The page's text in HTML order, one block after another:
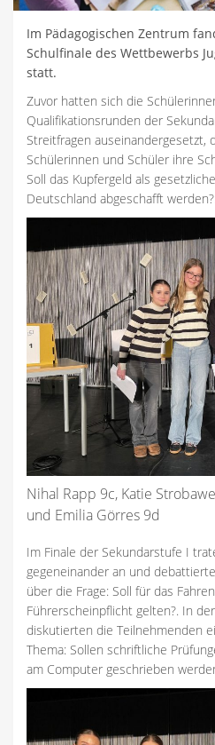
Im Pädagogischen Zentrum
Schulfinale des Wettbewerbs
statt.
Zuvor hatten sich die
Qualifikationsrunden der
Streitfragen auseinandergesetzt,
Schülerinnen und Schüler ihre
Soll das Kupfergeld als
Deutschland abgeschafft werden?.
Nihal Rapp 9c, Katie
und Emilia Görres 9d
Im Finale der Sekundarstufe I
gegeneinander an und
über die Frage: Soll für das
Führerscheinpflicht gelten?. In
diskutierten die Teilnehmenden
Thema: Sollen schriftliche
am Computer geschrieben